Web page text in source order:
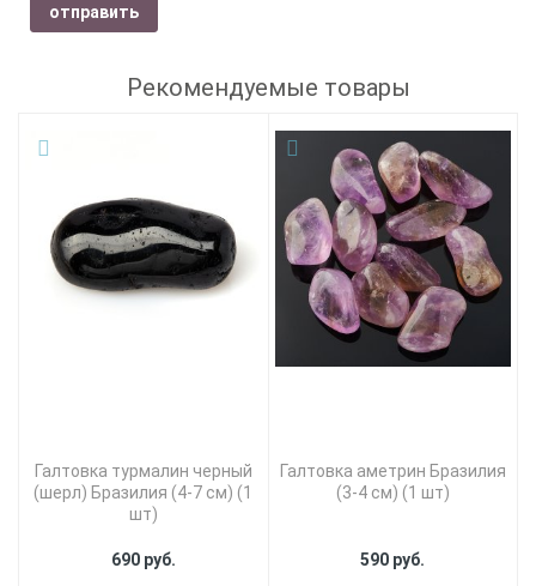
отправить
Рекомендуемые товары
Галтовка турмалин черный
(шерл) Бразилия (4-7 см) (1
шт)
690 руб.
Галтовка аметрин Бразилия
(3-4 см) (1 шт)
590 руб.